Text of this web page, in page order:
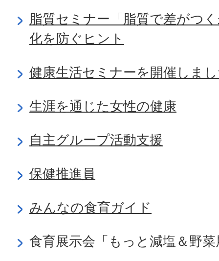
脂質セミナー「脂質で差がつ
化を防ぐヒント
健康生活セミナーを開催しま
生涯を通じた女性の健康
自主グループ活動支援
保健推進員
みんなの食育ガイド
食育展示会「もっと減塩＆野菜